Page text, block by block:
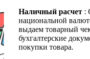
Наличный расчет :
национальной
выдаем товарный
бухгалтерские
покупки товара.